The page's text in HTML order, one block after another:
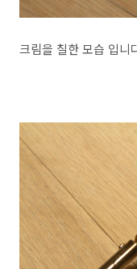
크림을 칠한 모습 입니